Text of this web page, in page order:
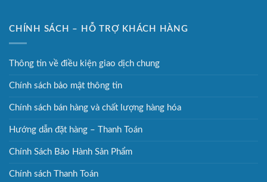
CHÍNH SÁCH – HỖ TRỢ KHÁCH HÀNG
Thông tin về điều kiện giao dịch chung
Chính sách bảo mật thông tin
Chính sách bán hàng và chất lượng hàng hóa
Hướng dẫn đặt hàng – Thanh Toán
Chính Sách Bảo Hành Sản Phẩm
Chính sách Thanh Toán